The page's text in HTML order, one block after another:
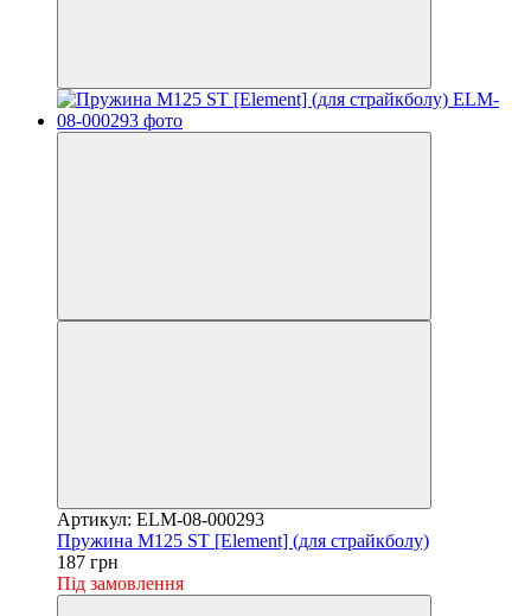
Артикул: ELM-08-000293
Пружина M125 ST [Element] (для страйкболу)
187 грн
Під замовлення